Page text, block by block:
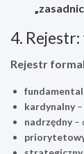
4.
Rejestr
kardynalny–
nadrzędny–